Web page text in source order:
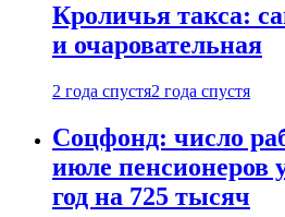
Кроличья такса:
и очаровательная
2 года спустя2 года спустя
Соцфонд: число
июле пенсионеров
год на 725 тысяч